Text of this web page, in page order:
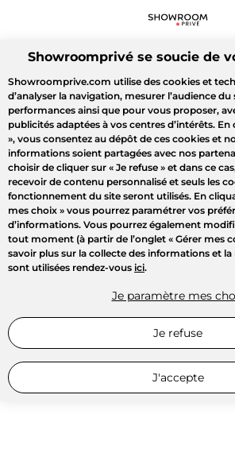
Showroomprivé se soucie de
Showroomprive.com utilise des cookies et
d’analyser la navigation, mesurer l’audience du
performances ainsi que pour vous proposer,
publicités adaptées à vos centres d’intérêts.
», vous consentez au dépôt de ces cookies et
informations soient partagées avec nos
choisir de cliquer sur « Je refuse » et dans ce
recevoir de contenu personnalisé et seuls les
fonctionnement du site seront utilisés. En
mes choix » vous pourrez paramétrer vos
d’informations. Vous pourrez également
tout moment (à partir de l’onglet « Gérer mes
savoir plus sur la collecte des informations et
sont utilisées rendez-vous ici.
Je paramètre mes
Je refuse
J'accepte